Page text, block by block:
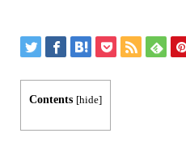
Contents [hide]